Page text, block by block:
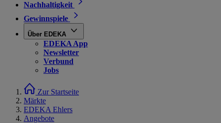
Nachhaltigkeit
Gewinnspiele
Über EDEKA
EDEKA App
Newsletter
Verbund
Jobs
Zur Startseite
Märkte
EDEKA Ehlers
Angebote